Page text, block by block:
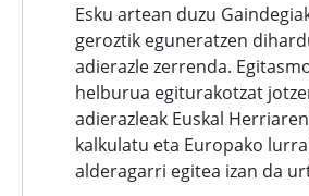
Esku artean duzu
geroztik eguneratzen
adierazle zerrenda.
helburua egiturakotzat
adierazleak Euskal
kalkulatu eta Europako
alderagarri egitea izan da